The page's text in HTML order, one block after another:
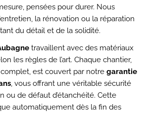
pensées pour durer. Nous
la rénovation ou la réparation
du détail et de la solidité.
travaillent avec des matériaux
les règles de l’art. Chaque chantier,
complet, est couvert par notre garantie
, vous offrant une véritable sécurité
ou de défaut d’étanchéité. Cette
automatiquement dès la fin des